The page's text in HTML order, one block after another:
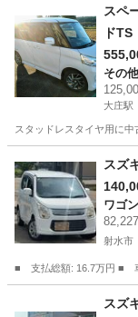
スペ
ド
その他
大庄駅
スタッドレスタイヤ用に
大庄
スズ
ワゴ
射水市
■ 支払総額: 16.7万円 ■
ワゴ
スズ